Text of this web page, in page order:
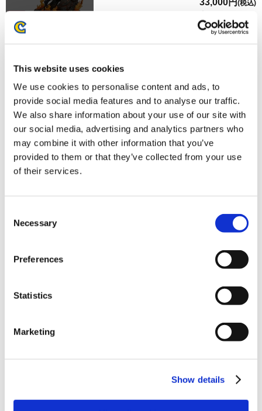
This website uses cookies
We use cookies to personalise content and ads, to
provide social media features and to analyse our traffic.
We also share information about your use of our site with
our social media, advertising and analytics partners who
may combine it with other information that you’ve
provided to them or that they’ve collected from your use
of their services.
Selection
Necessary
Preferences
Statistics
Marketing
Show details
33,000円 (税込)
【2次受注分】MONSTER HUNTER 20周年額装アート ハ
29,700円(税込)
【2次受注分】MONSTER HUNTER 20周年額装アート モ
在庫：× |1485ポイント
MONSTER HUNTER 20周年額装アート ハンターエディシ